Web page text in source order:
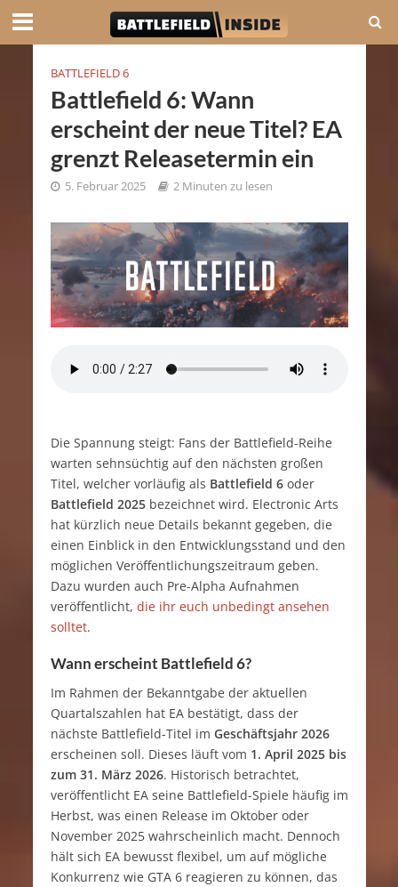
BATTLEFIELD 6
Battlefield 6: Wann
erscheint der neue Titel? EA
grenzt Releasetermin ein
5. Februar 2025 2 Minuten zu lesen
Die Spannung steigt: Fans der Battlefield-Reihe
warten sehnsüchtig auf den nächsten großen
Titel, welcher vorläufig als Battlefield 6oder
Battlefield 2025bezeichnet wird. Electronic Arts
hat kürzlich neue Details bekannt gegeben, die
einen Einblick in den Entwicklungsstand und den
möglichen Veröffentlichungszeitraum geben.
Dazu wurden auch Pre-Alpha Aufnahmen
veröffentlicht, die ihr euch unbedingt ansehen
solltet.
Wann erscheint Battlefield 6?
Im Rahmen der Bekanntgabe der aktuellen
Quartalszahlen hat EA bestätigt, dass der
nächste Battlefield-Titel im Geschäftsjahr 2026
erscheinen soll. Dieses läuft vom 1. April 2025 bis
zum 31. März 2026. Historisch betrachtet,
veröffentlicht EA seine Battlefield-Spiele häufig im
Herbst, was einen Release im Oktober oder
November 2025 wahrscheinlich macht. Dennoch
hält sich EA bewusst flexibel, um auf mögliche
Konkurrenz wie GTA 6 reagieren zu können, das